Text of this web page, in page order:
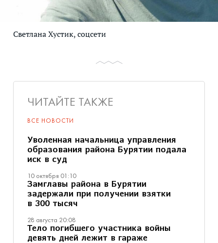
Светлана Хустик, соцсети
ЧИТАЙТЕ ТАКЖЕ
ВСЕ НОВОСТИ
Уволенная начальница управления
образования района Бурятии подала
иск в суд
10 октября 01:10
Замглавы района в Бурятии
задержали при получении взятки
в 300 тысяч
28 августа 20:08
Тело погибшего участника войны
девять дней лежит в гараже